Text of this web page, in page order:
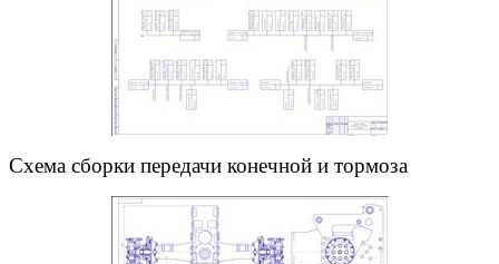
Схема сборки передачи конечной и тормоза